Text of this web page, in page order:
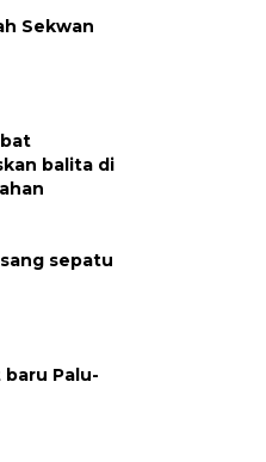
Sekwan
balita di
sepatu
Palu-